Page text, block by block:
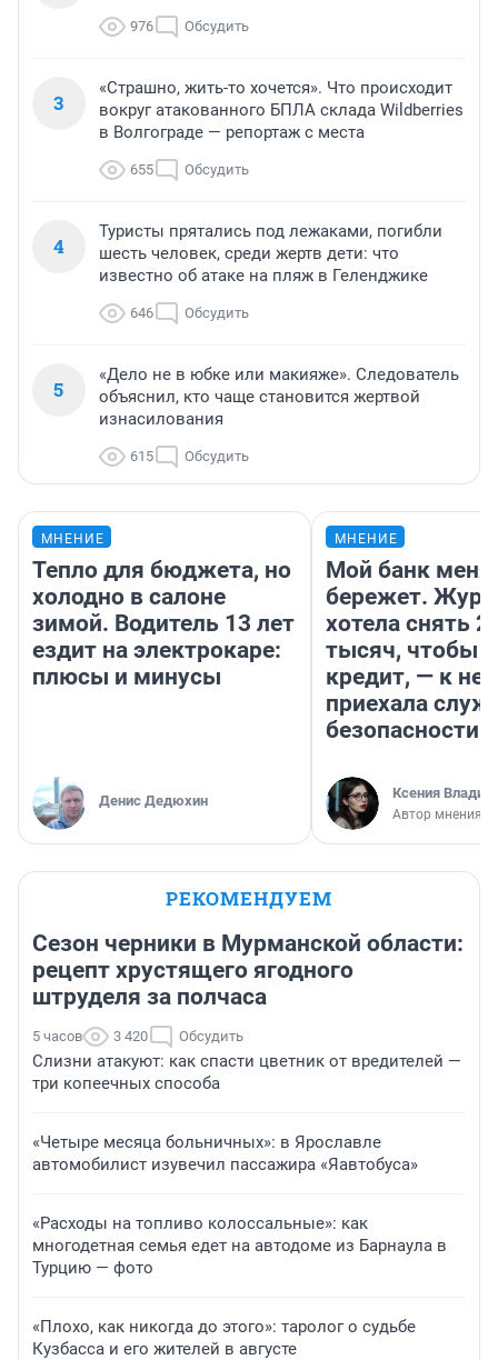
976 Обсудить
3
«Страшно, жить-то хочется». Что происходит
вокруг атакованного БПЛА склада Wildberries
в Волгограде — репортаж с места
655 Обсудить
4
Туристы прятались под лежаками, погибли
шесть человек, среди жертв дети: что
известно об атаке на пляж в Геленджике
646 Обсудить
5
«Дело не в юбке или макияже». Следователь
объяснил, кто чаще становится жертвой
изнасилования
615 Обсудить
МНЕНИЕ
Тепло для бюджета, но
холодно в салоне
зимой. Водитель 13 лет
ездит на электрокаре:
плюсы и минусы
Денис Дедюхин
МНЕНИЕ
Мой банк меня
бережет.
хотела снять
тысяч, чтобы
кредит, — к
приехала
безопасности
Ксения
Автор мнения
РЕКОМЕНДУЕМ
Сезон черники в Мурманской области:
рецепт хрустящего ягодного
штруделя за полчаса
5 часов 3 420 Обсудить
Слизни атакуют: как спасти цветник от вредителей —
три копеечных способа
«Четыре месяца больничных»: в Ярославле
автомобилист изувечил пассажира «Яавтобуса»
«Расходы на топливо колоссальные»: как
многодетная семья едет на автодоме из Барнаула в
Турцию — фото
«Плохо, как никогда до этого»: таролог о судьбе
Кузбасса и его жителей в августе